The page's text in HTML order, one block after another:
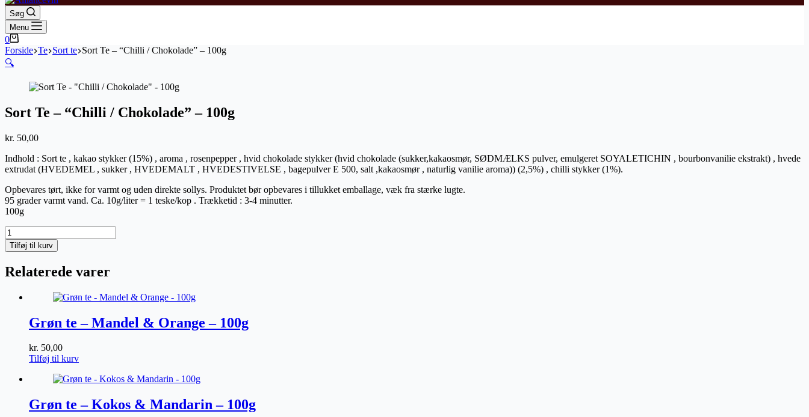
Søg
Menu
Indkøbskurv
0
Forside Te Sort te Sort Te – “Chilli / Chokolade” – 100g
🔍
Sort Te – “Chilli / Chokolade” – 100g
kr. 50,00
Indhold : Sort te , kakao stykker (15%) , aroma , rosenpepper , hvid chokolade stykker (hvid chokolade (sukker,kakaosmør, SØDMÆLKS pulver, emulgeret SOYALETICHIN , bourbonvanilie ekstrakt) , hvede
extrudat (HVEDEMEL , sukker , HVEDEMALT , HVEDESTIVELSE , bagepulver E 500, salt ,kakaosmør , naturlig vanilie aroma)) (2,5%) , chilli stykker (1%).
Opbevares tørt, ikke for varmt og uden direkte sollys. Produktet bør opbevares i tillukket emballage, væk fra stærke lugte.
95 grader varmt vand. Ca. 10g/liter = 1 teske/kop . Trækketid : 3-4 minutter.
100g
Sort
Te
-
/
Tilføj til kurv
Relaterede varer
Grøn te – Mandel & Orange – 100g
kr. 50,00
Tilføj til kurv
Grøn te – Kokos & Mandarin – 100g